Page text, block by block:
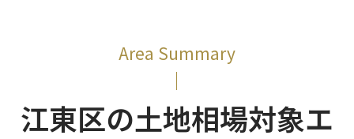
Area Summary
江東区の土地相場対象エ